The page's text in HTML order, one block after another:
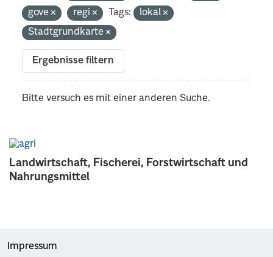
Landwirtschaft, Fischerei, Forstwirtschaft und
Nahrungsmittel
gove
regi Tags:
lokal
Stadtgrundkarte
Ergebnisse filtern
Bitte versuch es mit einer anderen Suche.
Impressum